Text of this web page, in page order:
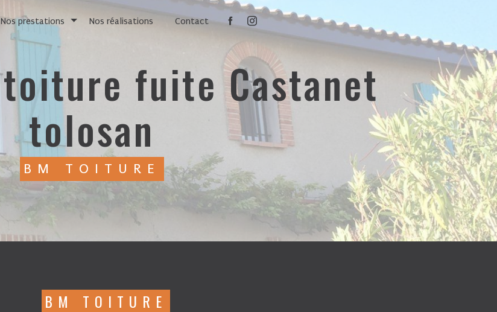
Nos prestations Nos réalisations Contact
tolosan
BM TOITURE
BM TOITURE